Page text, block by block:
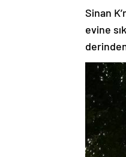
Sinan
evine